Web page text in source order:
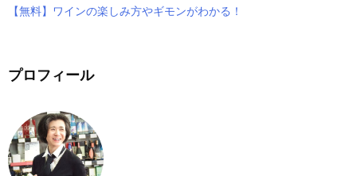
【無料】ワインの楽しみ方やギモンがわかる！
プロフィール